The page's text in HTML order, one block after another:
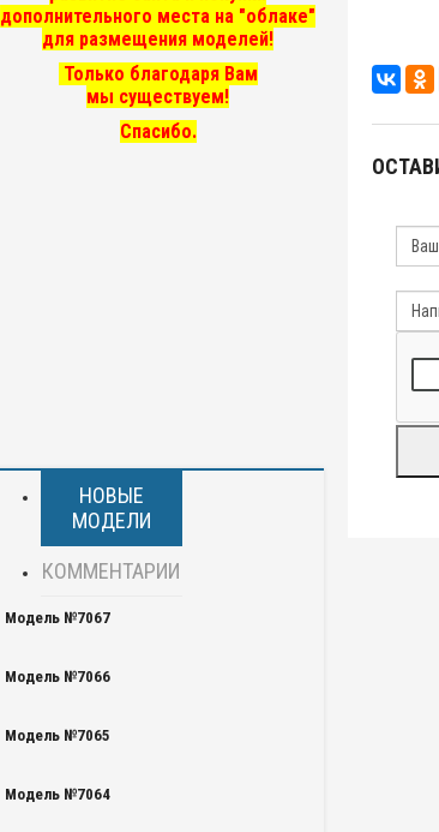
дополнительного места на "облаке"
для размещения моделей!
Только благодаря Вам
мы существуем!
Спасибо.
НОВЫЕ
МОДЕЛИ
КОММЕНТАРИИ
Модель №7067
Модель №7066
Модель №7065
Модель №7064